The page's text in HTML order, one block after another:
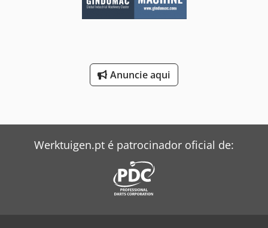
Anuncie aqui
Werktuigen.pt é patrocinador oficial de: